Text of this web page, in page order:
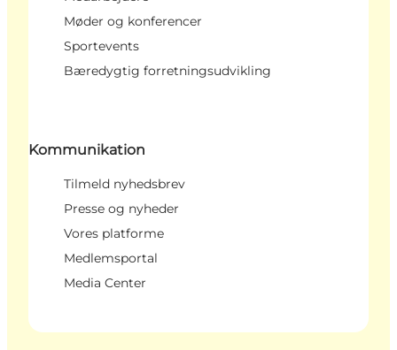
Møder og konferencer
Sportevents
Bæredygtig forretningsudvikling
Kommunikation
Tilmeld nyhedsbrev
Presse og nyheder
Vores platforme
Medlemsportal
Media Center